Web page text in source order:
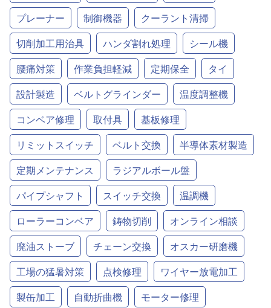
プレーナー
制御機器
クーラント清掃
切削加工用治具
ハンダ割れ処理
シール機
腰痛対策
作業負担軽減 定期保全
タイ
設計製造
ベルトグラインダー
温度調整機
コンベア修理
取付具
基板修理
リミットスイッチ
ベルト交換
半導体素材製造
定期メンテナンス
ラジアルボール盤
パイプシャフト
スイッチ交換
温調機
ローラーコンベア
鋳物切削
オンライン相談
廃油ストーブ
チェーン交換
オスカー研磨機
工場の猛暑対策
点検修理
ワイヤー放電加工
製缶加工
自動折曲機
モーター修理